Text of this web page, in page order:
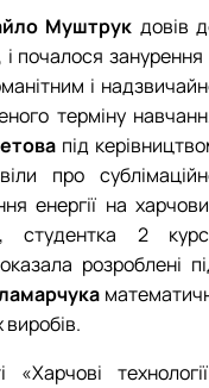
Муштрук довів
і почалося занурення
і
терміну
під
про
енергії на
студентка 2
розроблені
виробів.